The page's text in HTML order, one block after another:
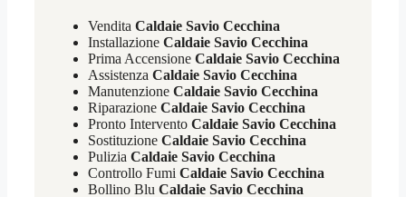
Vendita Caldaie Savio Cecchina
Installazione Caldaie Savio Cecchina
Prima Accensione Caldaie Savio Cecchina
Assistenza Caldaie Savio Cecchina
Manutenzione Caldaie Savio Cecchina
Riparazione Caldaie Savio Cecchina
Pronto Intervento Caldaie Savio Cecchina
Sostituzione Caldaie Savio Cecchina
Pulizia Caldaie Savio Cecchina
Controllo Fumi Caldaie Savio Cecchina
Bollino Blu Caldaie Savio Cecchina